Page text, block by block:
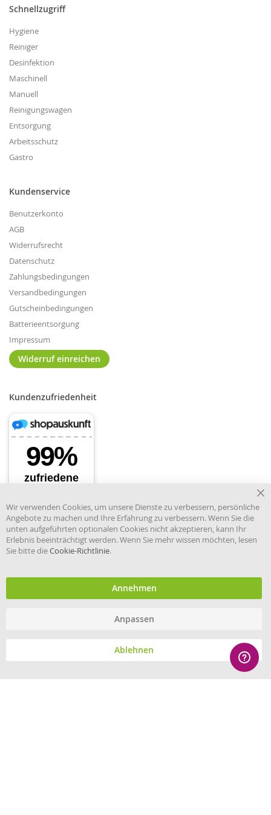
Schnellzugriff
Hygiene
Reiniger
Desinfektion
Maschinell
Manuell
Reinigungswagen
Entsorgung
Arbeitsschutz
Gastro
Kundenservice
Benutzerkonto
AGB
Widerrufsrecht
Datenschutz
Zahlungsbedingungen
Versandbedingungen
Gutscheinbedingungen
Batterieentsorgung
Impressum
Widerruf einreichen
Kundenzufriedenheit
Händler im offiziellen Register
und Information.
© eHygiene 2026 - All rights reserved.
Wir verwenden Cookies, um unsere Dienste zu verbessern, persönliche
Angebote zu machen und Ihre Erfahrung zu verbessern. Wenn Sie die
unten aufgeführten optionalen Cookies nicht akzeptieren, kann Ihr
Erlebnis beeinträchtigt werden. Wenn Sie mehr wissen möchten, lesen
Sie bitte dieCookie-Richtlinie.
Annehmen
Anpassen
Ablehnen